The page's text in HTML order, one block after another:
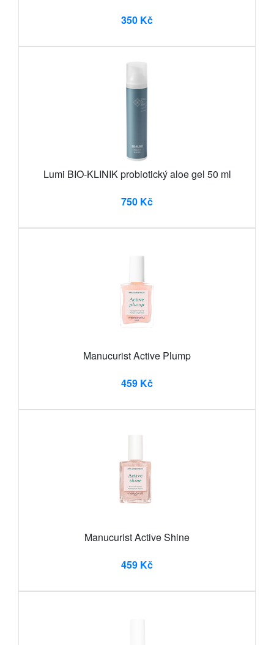
350 Kč
Lumi BIO-KLINIK probiotický aloe gel 50 ml
750 Kč
Manucurist Active Plump
459 Kč
Manucurist Active Shine
459 Kč